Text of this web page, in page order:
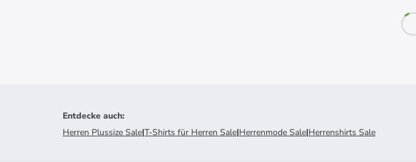
Entdecke auch:
Herren Plussize Sale|T-Shirts für Herren Sale|Herrenmode Sale|Herrenshirts Sale